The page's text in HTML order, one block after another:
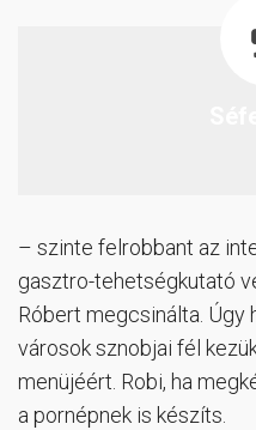
– szinte felrobbant az
gasztro-tehetségkutató
Róbert megcsinálta. Úgy
városok sznobjai fél
menüjéért. Robi, ha
a pornépnek is készíts.